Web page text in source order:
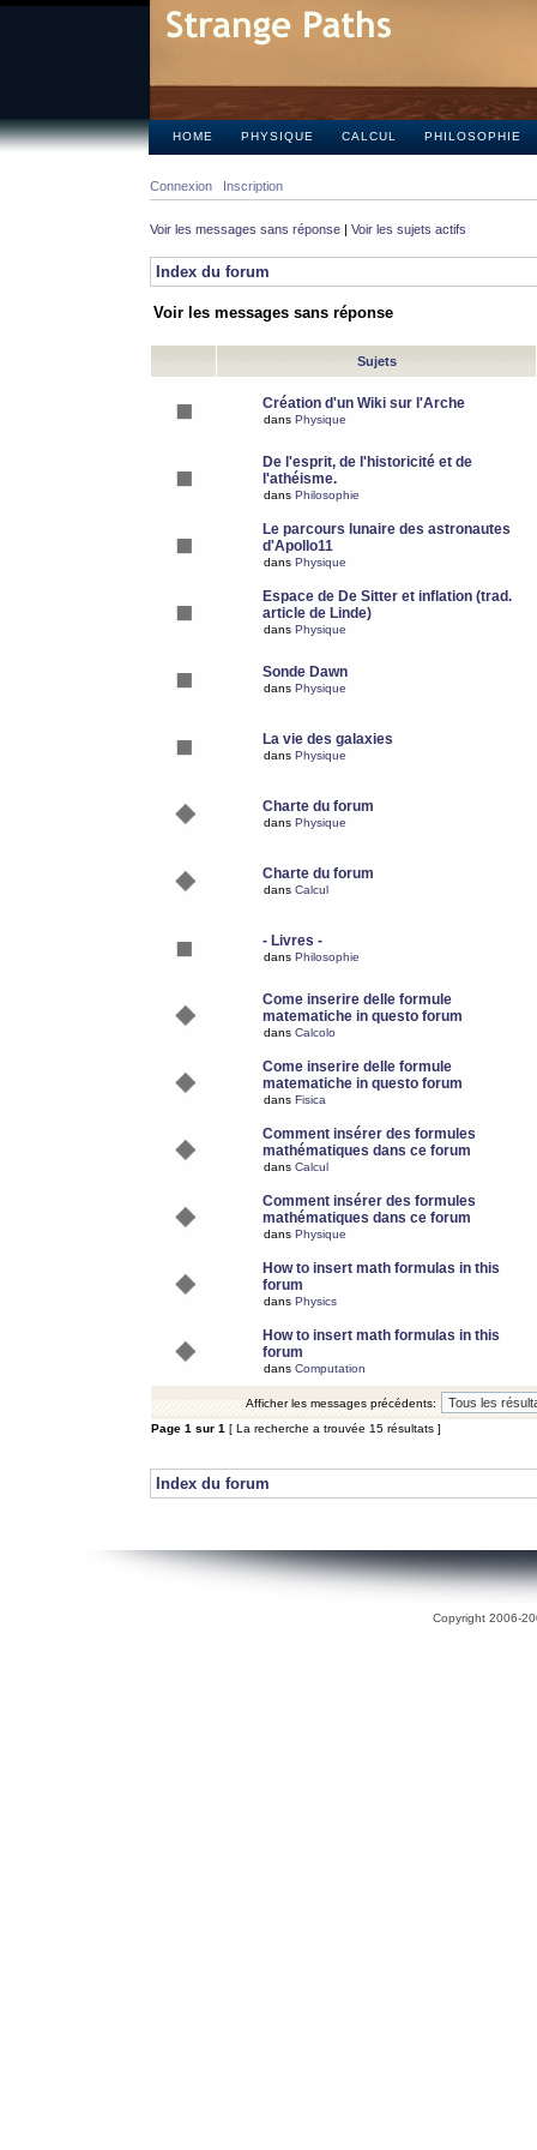
HOME PHYSIQUE CALCUL PHILOSOPHIE
Connexion Inscription
Voir les messages sans réponse | Voir les sujets actifs
Index du forum
Voir les messages sans réponse
Sujets
Création d'un Wiki sur l'Arche
dans Physique
De l'esprit, de l'historicité et de
l'athéisme.
dans Philosophie
Le parcours lunaire des astronautes
d'Apollo11
dans Physique
Espace de De Sitter et inflation (trad.
article de Linde)
dans Physique
Sonde Dawn
dans Physique
La vie des galaxies
dans Physique
Charte du forum
dans Physique
Charte du forum
dans Calcul
- Livres -
dans Philosophie
Come inserire delle formule
matematiche in questo forum
dans Calcolo
Come inserire delle formule
matematiche in questo forum
dans Fisica
Comment insérer des formules
mathématiques dans ce forum
dans Calcul
Comment insérer des formules
mathématiques dans ce forum
dans Physique
How to insert math formulas in this
forum
dans Physics
How to insert math formulas in this
forum
dans Computation
Afficher les messages précédents:
Page 1 sur 1 [ La recherche a trouvée 15 résultats ]
Index du forum
Copyright 2006-